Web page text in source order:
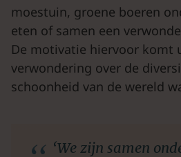
moestuin, groene boeren
eten of samen een
De motivatie hiervoor komt
verwondering over de
schoonheid van de wereld
‘We zijn samen